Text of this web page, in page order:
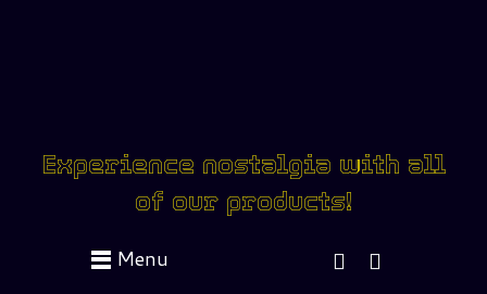
Experience nostalgia with all
of our products!
Menu